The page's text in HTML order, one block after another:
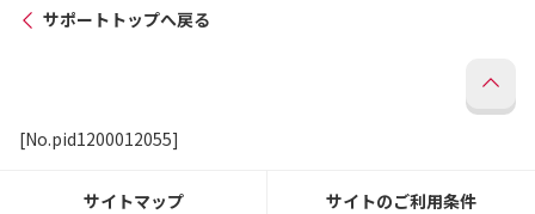
サポートトップへ戻る
[No.pid1200012055]
サイトマップ サイトのご利用条件